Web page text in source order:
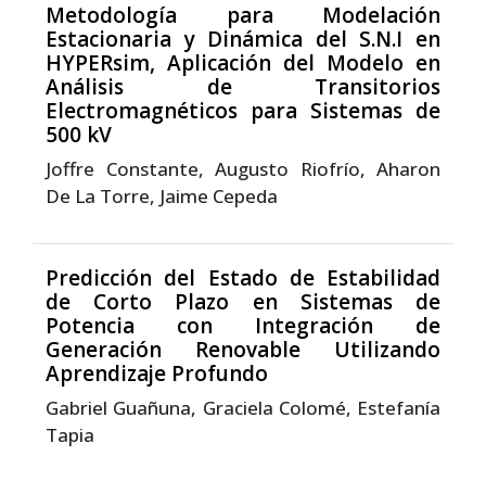
Metodología para Modelación
Estacionaria y Dinámica del S.N.I en
HYPERsim, Aplicación del Modelo en
Análisis de Transitorios
Electromagnéticos para Sistemas de
500 kV
Joffre Constante, Augusto Riofrío, Aharon
De La Torre, Jaime Cepeda
Predicción del Estado de Estabilidad
de Corto Plazo en Sistemas de
Potencia con Integración de
Generación Renovable Utilizando
Aprendizaje Profundo
Gabriel Guañuna, Graciela Colomé, Estefanía
Tapia